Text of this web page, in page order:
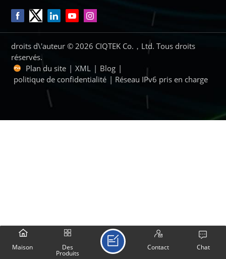
droits d\'auteur © 2026 CIQTEK Co.，Ltd. Tous droits
réservés.
Plan du site | XML | Blog |
politique de confidentialité | Réseau IPv6 pris en charge
Maison Des
Produits
Chat
Contact